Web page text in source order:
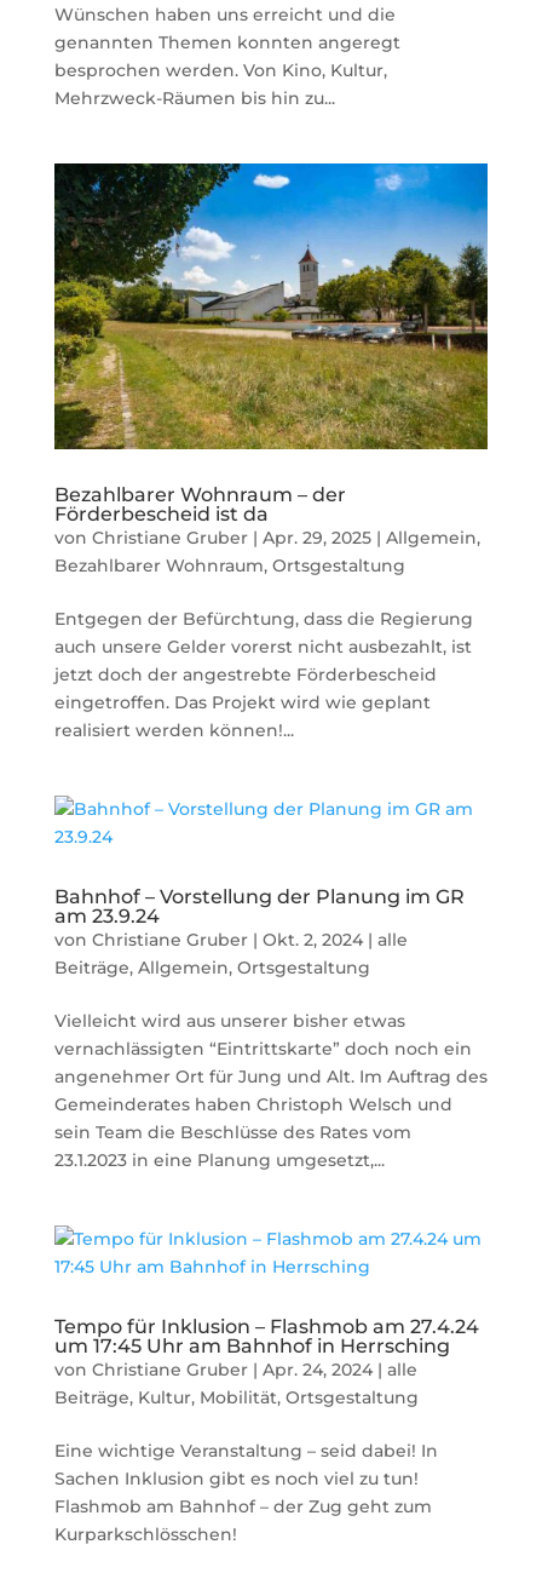
Wünschen haben uns erreicht und die
genannten Themen konnten angeregt
besprochen werden. Von Kino, Kultur,
Mehrzweck-Räumen bis hin zu...
Bezahlbarer Wohnraum – der
Förderbescheid ist da
von Christiane Gruber| Apr. 29, 2025| Allgemein,
Bezahlbarer Wohnraum, Ortsgestaltung
Entgegen der Befürchtung, dass die Regierung
auch unsere Gelder vorerst nicht ausbezahlt, ist
jetzt doch der angestrebte Förderbescheid
eingetroffen. Das Projekt wird wie geplant
realisiert werden können!...
Bahnhof – Vorstellung der Planung im GR
am 23.9.24
von Christiane Gruber| Okt. 2, 2024| alle
Beiträge, Allgemein, Ortsgestaltung
Vielleicht wird aus unserer bisher etwas
vernachlässigten “Eintrittskarte” doch noch ein
angenehmer Ort für Jung und Alt. Im Auftrag des
Gemeinderates haben Christoph Welsch und
sein Team die Beschlüsse des Rates vom
23.1.2023 in eine Planung umgesetzt,...
Tempo für Inklusion – Flashmob am 27.4.24
um 17:45 Uhr am Bahnhof in Herrsching
von Christiane Gruber| Apr. 24, 2024| alle
Beiträge, Kultur, Mobilität, Ortsgestaltung
Eine wichtige Veranstaltung – seid dabei! In
Sachen Inklusion gibt es noch viel zu tun!
Flashmob am Bahnhof – der Zug geht zum
Kurparkschlösschen!